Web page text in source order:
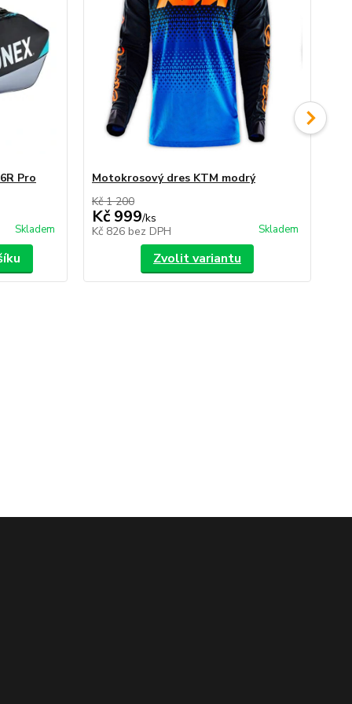
Pro
Skladem
Motokrosový dres KTM modrý
Kč 1 200
Kč 999/ks
Kč 826 bez DPH Skladem
Zvolit variantu